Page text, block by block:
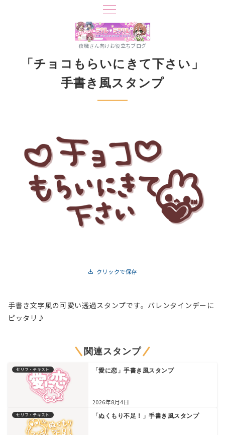
夜職さん向けお役立ちブログ
「チョコもらいにきて下さい」
手書き風スタンプ
クリックで保存
手書き文字風の可愛い透過スタンプです。バレンタインデーに
ピッタリ♪
関連スタンプ
セリフ・テキスト 「愛に恋」手書き風スタンプ
2026年8月4日
セリフ・テキスト 「ぬくもり不足！」手書き風スタンプ